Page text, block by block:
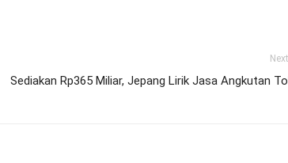
Sediakan Rp365 Miliar, Jepang Lirik Jasa Angkutan